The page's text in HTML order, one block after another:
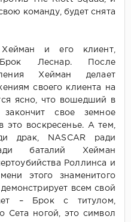
команду, будет снята
и его клиент,
Леснар. После
Хейман делает
своего клиента на
ясно, что вошедший в
свое земное
это воскресенье. А тем,
драк, NASCAR ради
баталий Хейман
Роллинса и
этого знаменитого
всем свой
– Брок с титулом,
Сета ногой, это символ